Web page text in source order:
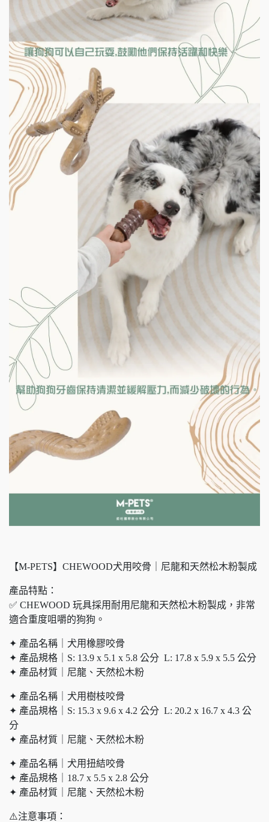
【M-PETS】CHEWOOD犬用咬骨｜尼龍和天然松木粉製成
產品特點：
✅ CHEWOOD 玩具採用耐用尼龍和天然松木粉製成，非常
適合重度咀嚼的狗狗。
✦ 產品名稱｜犬用橡膠咬骨
✦ 產品規格｜S: 13.9 x 5.1 x 5.8 公分 L: 17.8 x 5.9 x 5.5 公分
✦ 產品材質｜尼龍、天然松木粉
✦ 產品名稱｜犬用樹枝咬骨
✦ 產品規格｜S: 15.3 x 9.6 x 4.2 公分 L: 20.2 x 16.7 x 4.3 公
分
✦ 產品材質｜尼龍、天然松木粉
✦ 產品名稱｜犬用扭結咬骨
✦ 產品規格｜18.7 x 5.5 x 2.8 公分
✦ 產品材質｜尼龍、天然松木粉
⚠️注意事項：